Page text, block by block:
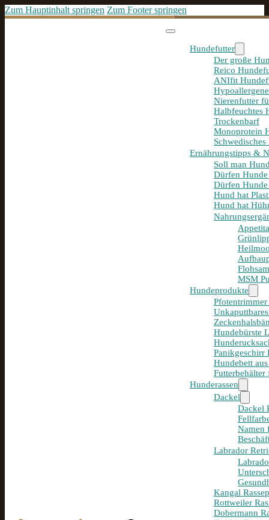
Zum Hauptinhalt springen Zum Footer springen
Hundefutter
Der große
Reico
ANIfit
Nierenfutter
Halbfeuchtes
Trockenbarf
Monoprotein
Ernährungstipps &
Soll man
Dürfen
Dürfen Hunde
Hund hat
Hund hat
MSM
Hundeprodukte
Hundebürste
Panikgeschirr
Hundebett
Hunderassen
Dackel
Dackel
Namen
Labrador
Kangal
Rottweiler
Dobermann